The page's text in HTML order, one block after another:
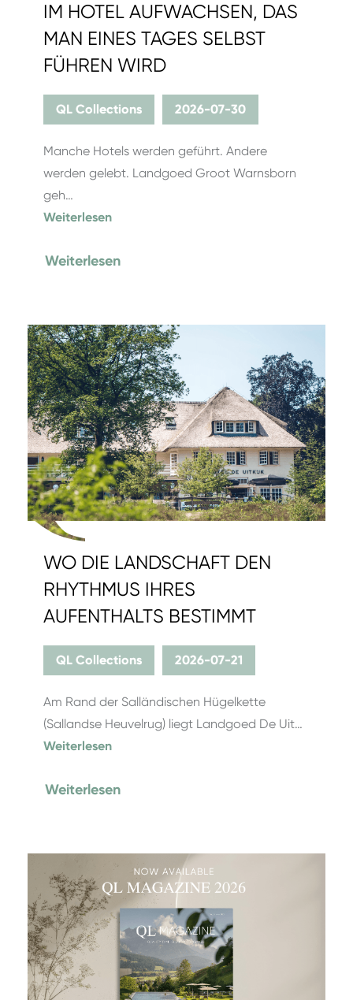
IM HOTEL AUFWACHSEN, DAS
MAN EINES TAGES SELBST
FÜHREN WIRD
QL Collections 2026-07-30
Manche Hotels werden geführt. Andere
werden gelebt. Landgoed Groot Warnsborn
geh…
Weiterlesen
Weiterlesen
WO DIE LANDSCHAFT DEN
RHYTHMUS IHRES
AUFENTHALTS BESTIMMT
QL Collections 2026-07-21
Am Rand der Salländischen Hügelkette
(Sallandse Heuvelrug) liegt Landgoed De Uit…
Weiterlesen
Weiterlesen